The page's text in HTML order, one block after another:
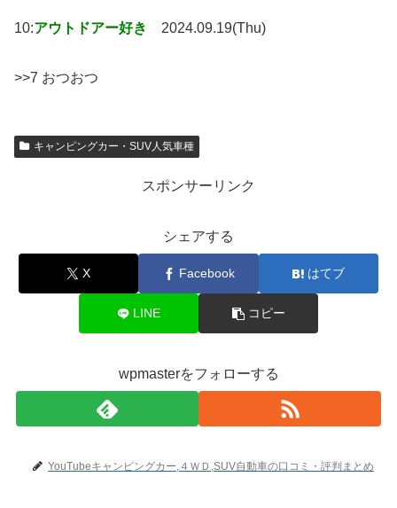
10:アウトドアー好き 2024.09.19(Thu)
>>7 おつおつ
キャンピングカー・SUV人気車種
スポンサーリンク
シェアする
X Facebook はてブ
LINE コピー
wpmasterをフォローする
YouTubeキャンピングカー,４ＷＤ,SUV自動車の口コミ・評判まとめ